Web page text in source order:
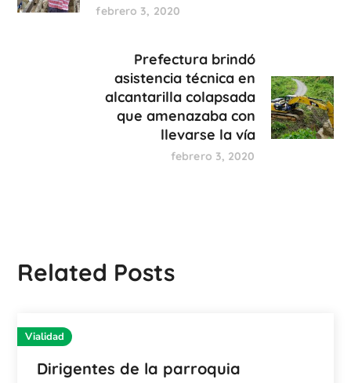
febrero 3, 2020
Prefectura brindó
asistencia técnica en
alcantarilla colapsada
que amenazaba con
llevarse la vía
febrero 3, 2020
Related Posts
Vialidad
Dirigentes de la parroquia